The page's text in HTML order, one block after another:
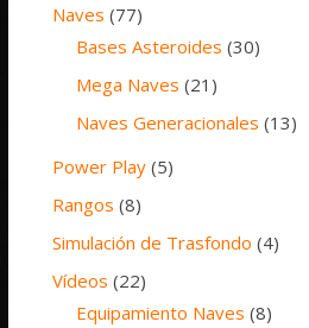
Naves (77)
Bases Asteroides (30)
Mega Naves (21)
Naves Generacionales (13)
Power Play (5)
Rangos (8)
Simulación de Trasfondo (4)
Vídeos (22)
Equipamiento Naves (8)